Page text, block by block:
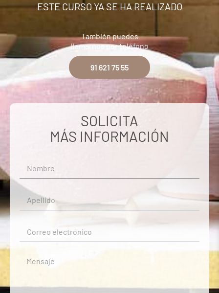
ESTE CURSO YA SE HA REALIZADO
También puedes
llamarnos por teléfono
91 621 75 55
SOLICITA
MÁS INFORMACIÓN